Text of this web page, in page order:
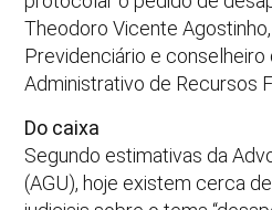
Theodoro Vicente
Previdenciário e conselheiro
Administrativo de Recursos
Do caixa
Segundo estimativas da
(AGU), hoje existem cerca